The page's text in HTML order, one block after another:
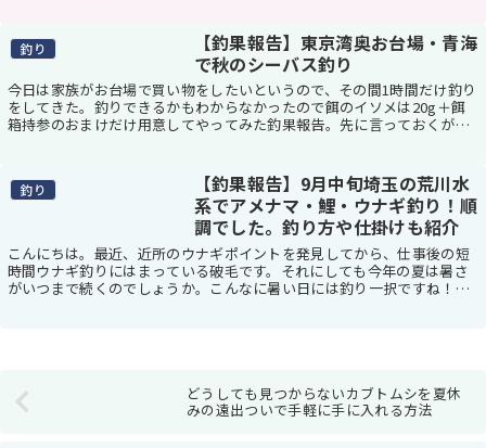
釣り
【釣果報告】東京湾奥お台場・青海
で秋のシーバス釣り
今日は家族がお台場で買い物をしたいというので、その間1時間だけ釣り
をしてきた。釣りできるかもわからなかったので餌のイソメは20g＋餌
箱持参のおまけだけ用意してやってみた釣果報告。先に言っておくが残
釣り
【釣果報告】9月中旬埼玉の荒川水
系でアメナマ・鯉・ウナギ釣り！順
調でした。釣り方や仕掛けも紹介
こんにちは。最近、近所のウナギポイントを発見してから、仕事後の短
時間ウナギ釣りにはまっている破毛です。それにしても今年の夏は暑さ
がいつまで続くのでしょうか。こんなに暑い日には釣り一択ですね！と
どうしても見つからないカブトムシを夏休
みの遠出ついで手軽に手に入れる方法